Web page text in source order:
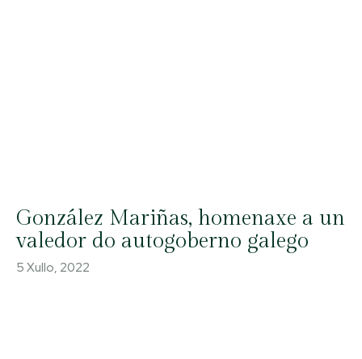
González Mariñas, homenaxe a un
valedor do autogoberno galego
5 Xullo, 2022